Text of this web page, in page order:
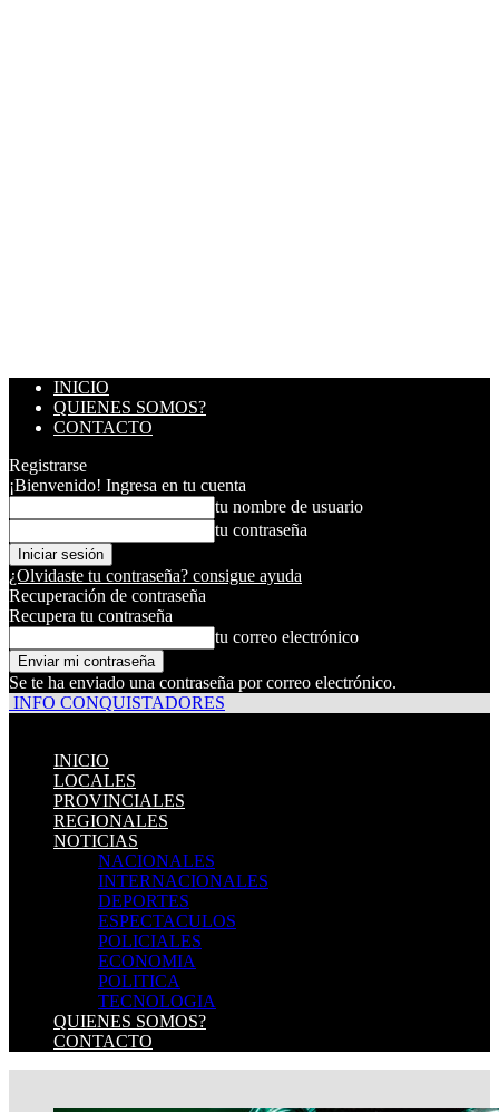
INICIO
QUIENES SOMOS?
CONTACTO
Registrarse
¡Bienvenido! Ingresa en tu cuenta
tu nombre de usuario
tu contraseña
¿Olvidaste tu contraseña? consigue ayuda
Recuperación de contraseña
Recupera tu contraseña
tu correo electrónico
Se te ha enviado una contraseña por correo electrónico.
INFO CONQUISTADORES
INICIO
LOCALES
PROVINCIALES
REGIONALES
NOTICIAS
NACIONALES
INTERNACIONALES
DEPORTES
ESPECTACULOS
POLICIALES
ECONOMIA
POLITICA
TECNOLOGIA
QUIENES SOMOS?
CONTACTO